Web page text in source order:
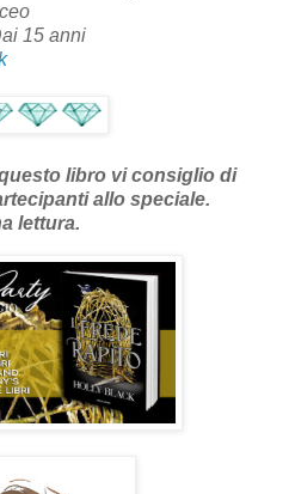
15 anni
libro vi consiglio di
allo speciale.
lettura.